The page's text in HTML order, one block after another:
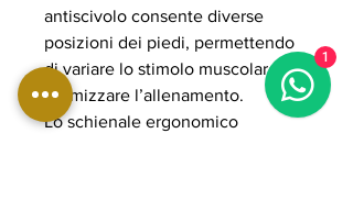
antiscivolo consente diverse
posizioni dei piedi, permettendo
di variare lo stimolo muscolare e
ottimizzare l’allenamento.
Lo schienale ergonomico
1